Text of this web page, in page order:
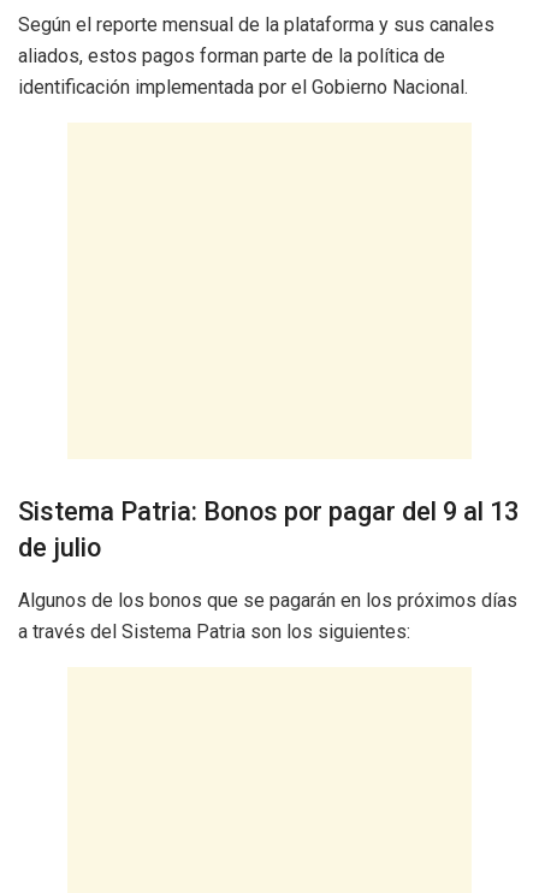
Según el reporte mensual de la plataforma y sus canales
aliados, estos pagos forman parte de la política de
identificación implementada por el Gobierno Nacional.
Sistema Patria: Bonos por pagar del 9 al 13
de julio
Algunos de los bonos que se pagarán en los próximos días
a través del Sistema Patria son los siguientes: